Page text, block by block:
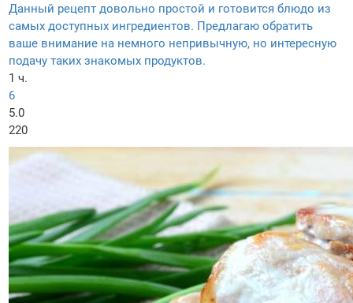
Данный рецепт довольно простой и готовится блюдо из
самых доступных ингредиентов. Предлагаю обратить
ваше внимание на немного непривычную, но интересную
подачу таких знакомых продуктов.
1 ч.
6
5.0
220